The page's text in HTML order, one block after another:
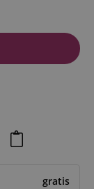
gratis